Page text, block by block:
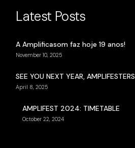
Latest Posts
A Amplificasom faz hoje 19 anos!
November 10, 2025
SEE YOU NEXT YEAR, AMPLIFESTERS
April 8, 2025
AMPLIFEST 2024: TIMETABLE
October 22, 2024